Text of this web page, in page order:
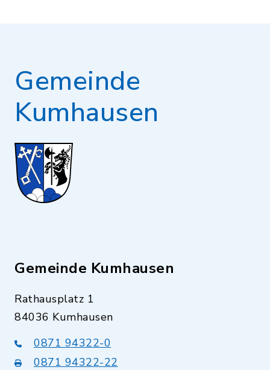
Gemeinde
Kumhausen
Gemeinde Kumhausen
Rathausplatz 1
84036 Kumhausen
0871 94322-0
0871 94322-22